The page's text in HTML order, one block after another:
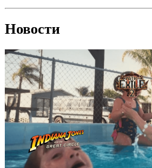
Новости